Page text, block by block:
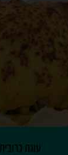
עוגת כרובית